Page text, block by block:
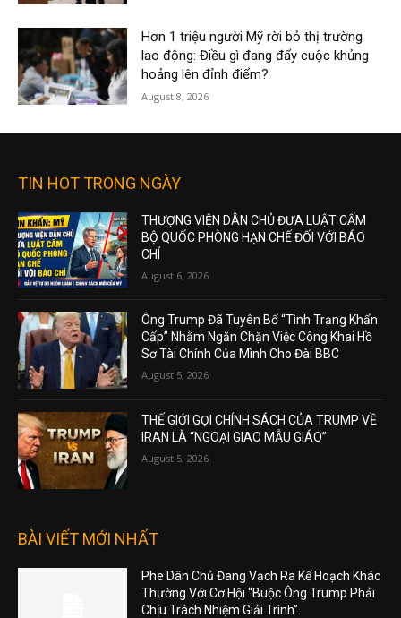
Hơn 1 triệu người Mỹ rời bỏ thị trường
lao động: Điều gì đang đẩy cuộc khủng
hoảng lên đỉnh điểm?
August 8, 2026
TIN HOT TRONG NGÀY
THƯỢNG VIỆN DÂN CHỦ ĐƯA LUẬT CẤM
BỘ QUỐC PHÒNG HẠN CHẾ ĐỐI VỚI BÁO
CHÍ
August 6, 2026
Ông Trump Đã Tuyên Bố “Tình Trạng Khẩn
Cấp” Nhằm Ngăn Chặn Việc Công Khai Hồ
Sơ Tài Chính Của Mình Cho Đài BBC
August 5, 2026
THẾ GIỚI GỌI CHÍNH SÁCH CỦA TRUMP VỀ
IRAN LÀ “NGOẠI GIAO MẪU GIÁO”
August 5, 2026
BÀI VIẾT MỚI NHẤT
Phe Dân Chủ Đang Vạch Ra Kế Hoạch Khác
Thường Với Cơ Hội “Buộc Ông Trump Phải
Chịu Trách Nhiệm Giải Trình”.